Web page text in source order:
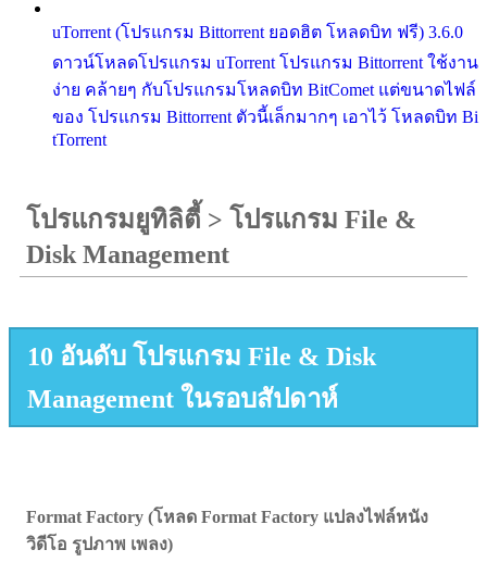
uTorrent (โปรแกรม Bittorrent ยอดฮิต โหลดบิท ฟรี) 3.6.0
ดาวน์โหลดโปรแกรม uTorrent โปรแกรม Bittorrent ใช้งาน
ง่าย คล้ายๆ กับโปรแกรมโหลดบิท BitComet แต่ขนาดไฟล์
ของ โปรแกรม Bittorrent ตัวนี้เล็กมากๆ เอาไว้ โหลดบิท Bi
tTorrent
โปรแกรมยูทิลิตี้ > โปรแกรม File &
Disk Management
10 อันดับ โปรแกรม File & Disk
Management ในรอบสัปดาห์
Format Factory (โหลด Format Factory แปลงไฟล์หนัง
วิดีโอ รูปภาพ เพลง)